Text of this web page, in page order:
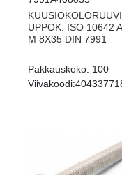
KUUSIOKOLORUUVI
UPPOK. ISO 10642
M 8X35 DIN 7991
Pakkauskoko: 100
Viivakoodi: